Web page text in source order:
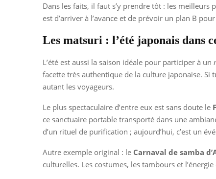
Dans les faits, il faut s’y prendre tôt : les meilleurs
est d’arriver à l’avance et de prévoir un plan B
Les matsuri : l’été japonais dans
L’été est aussi la saison idéale pour participer à un
facette très authentique de la culture japonaise.
autant les voyageurs.
Le plus spectaculaire d’entre eux est sans doute le
ce sanctuaire portable transporté dans une
d’un rituel de purification ; aujourd’hui, c’est un
Autre exemple original : le Carnaval de samba
culturelles. Les costumes, les tambours et